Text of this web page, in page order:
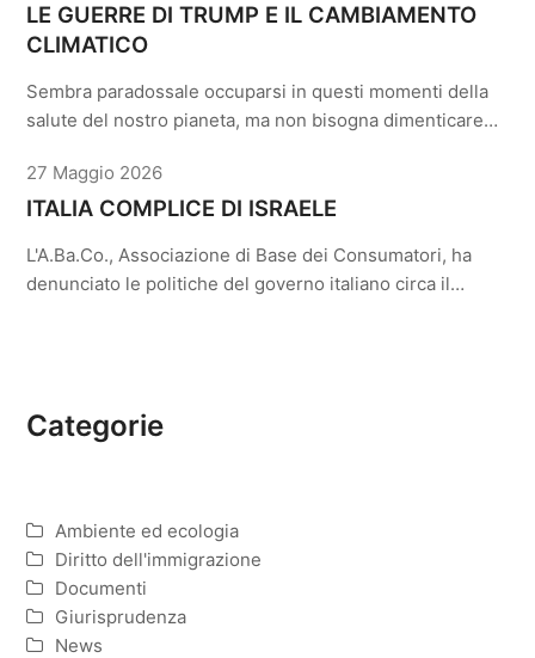
LE GUERRE DI TRUMP E IL CAMBIAMENTO
CLIMATICO
Sembra paradossale occuparsi in questi momenti della
salute del nostro pianeta, ma non bisogna dimenticare…
27 Maggio 2026
ITALIA COMPLICE DI ISRAELE
L'A.Ba.Co., Associazione di Base dei Consumatori, ha
denunciato le politiche del governo italiano circa il…
Categorie
Ambiente ed ecologia
Diritto dell'immigrazione
Documenti
Giurisprudenza
News